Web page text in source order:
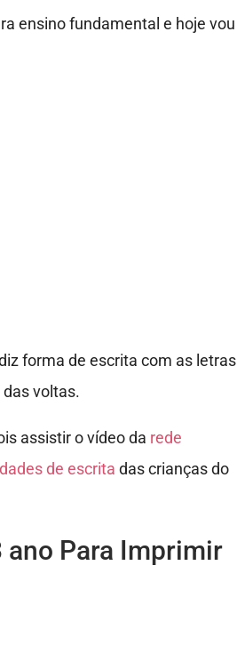
ensino fundamental e hoje vou
forma de escrita com as letras
voltas.
assistir o vídeo da rede
de escrita das crianças do
ano Para Imprimir